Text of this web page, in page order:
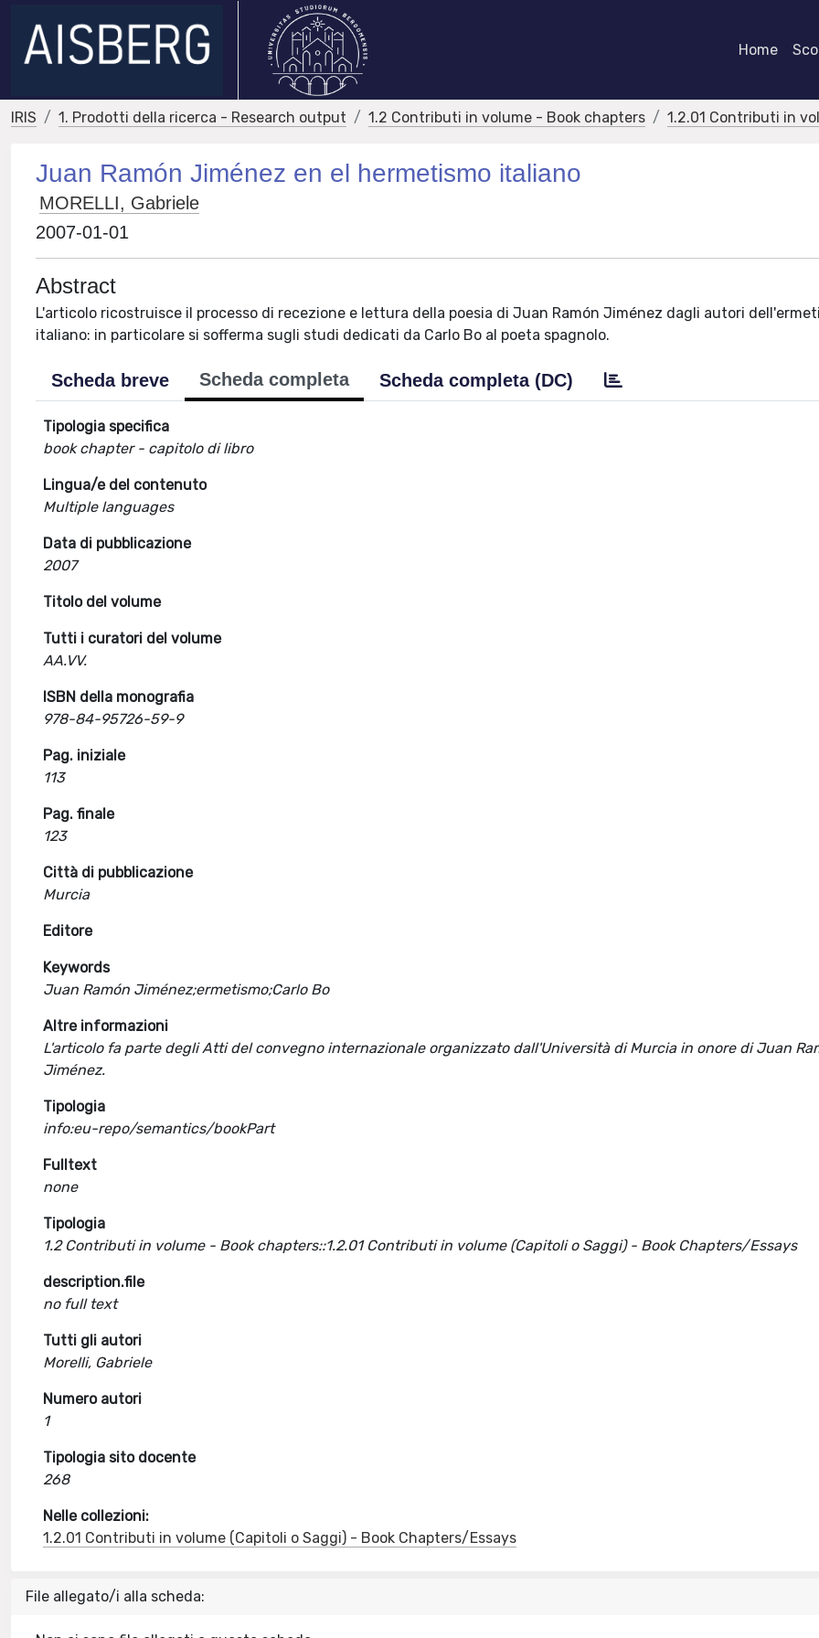
Home
IRIS 1. Prodotti della ricerca - Research output 1.2 Contributi in volume - Book chapters 1.2.01 Contributi in
Juan Ramón Jiménez en el hermetismo italiano
MORELLI, Gabriele
2007-01-01
Abstract
L'articolo ricostruisce il processo di recezione e lettura della poesia di Juan Ramón Jiménez dagli autori
italiano: in particolare si sofferma sugli studi dedicati da Carlo Bo al poeta spagnolo.
Scheda breve Scheda completa Scheda completa (DC)
Tipologia specifica
book chapter - capitolo di libro
Lingua/e del contenuto
Multiple languages
Data di pubblicazione
2007
Titolo del volume
Tutti i curatori del volume
AA.VV.
ISBN della monografia
978-84-95726-59-9
Pag. iniziale
113
Pag. finale
123
Città di pubblicazione
Murcia
Editore
Keywords
Juan Ramón Jiménez;ermetismo;Carlo Bo
Altre informazioni
L'articolo fa parte degli Atti del convegno internazionale organizzato dall'Università di Murcia in onore di Juan
Jiménez.
Tipologia
info:eu-repo/semantics/bookPart
Fulltext
none
Tipologia
1.2 Contributi in volume - Book chapters::1.2.01 Contributi in volume (Capitoli o Saggi) - Book Chapters/Essays
description.file
no full text
Tutti gli autori
Morelli, Gabriele
Numero autori
1
Tipologia sito docente
268
Nelle collezioni:
1.2.01 Contributi in volume (Capitoli o Saggi) - Book Chapters/Essays
File allegato/i alla scheda: